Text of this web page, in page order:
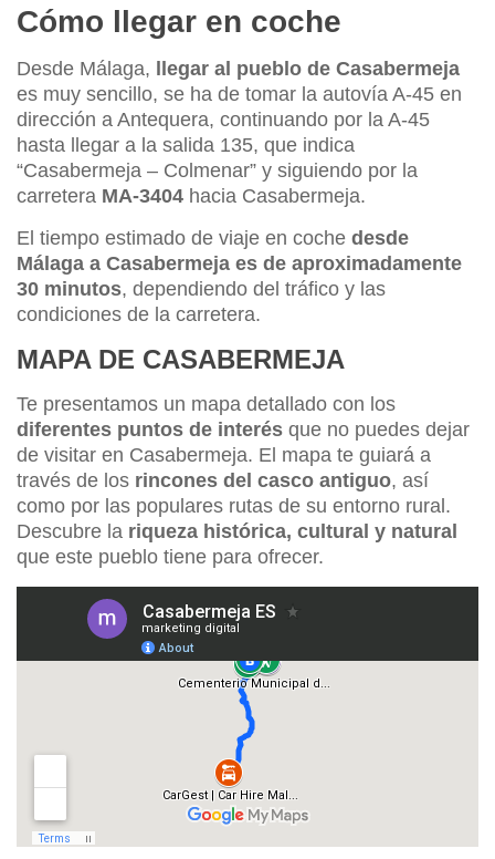
Cómo llegar en coche
Desde Málaga,
llegar al pueblo de Casabermeja
es muy sencillo, se ha de tomar la autovía A-45 en
dirección a Antequera, continuando por la A-45
hasta llegar a la salida 135, que indica
“Casabermeja – Colmenar” y siguiendo por la
carretera MA-3404 hacia Casabermeja.
El tiempo estimado de viaje en coche desde
Málaga a Casabermeja es de aproximadamente
30 minutos, dependiendo del tráfico y las
condiciones de la carretera.
MAPA DE CASABERMEJA
Te presentamos un mapa detallado con los
diferentes puntos de interés que no puedes dejar
de visitar en Casabermeja. El mapa te guiará a
través de los rincones del casco antiguo, así
como por las populares rutas de su entorno rural.
Descubre la riqueza histórica, cultural y natural
que este pueblo tiene para ofrecer.